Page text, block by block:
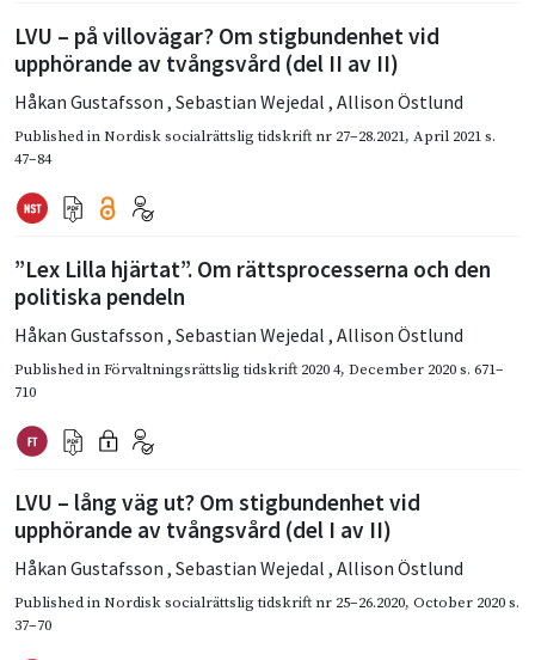
LVU – på villovägar? Om stigbundenhet vid
upphörande av tvångsvård (del II av II)
Håkan Gustafsson , Sebastian Wejedal , Allison Östlund
Published inNordisk socialrättslig tidskrift nr 27–28.2021, April 2021s.
47–84
”Lex Lilla hjärtat”. Om rättsprocesserna och den
politiska pendeln
Håkan Gustafsson , Sebastian Wejedal , Allison Östlund
Published inFörvaltningsrättslig tidskrift 2020 4, December 2020s. 671–
710
LVU – lång väg ut? Om stigbundenhet vid
upphörande av tvångsvård (del I av II)
Håkan Gustafsson , Sebastian Wejedal , Allison Östlund
Published inNordisk socialrättslig tidskrift nr 25–26.2020, October 2020s.
37–70